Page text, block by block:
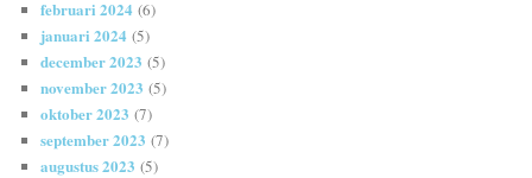
februari 2024 (6)
januari 2024 (5)
december 2023 (5)
november 2023 (5)
oktober 2023 (7)
september 2023 (7)
augustus 2023 (5)